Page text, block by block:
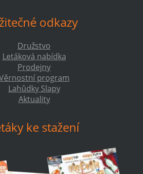
odkazy
Družstvo
Letáková nabídka
Prodejny
program
Lahůdky Slapy
Aktuality
ke stažení